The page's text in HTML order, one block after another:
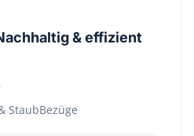
& effizient
StaubBezüge